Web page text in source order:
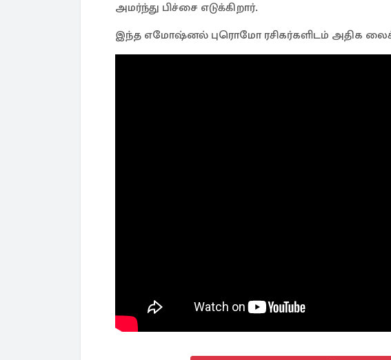
அமர்ந்து பிச்சை எடுக்கிறார்.
இந்த எமோஷ்னல் புரொமோ ரசிகர்களிடம் அதிக லைக்ஸ்